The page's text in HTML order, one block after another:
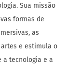
Sua missão
formas de
as
e estimula o
a tecnologia e a